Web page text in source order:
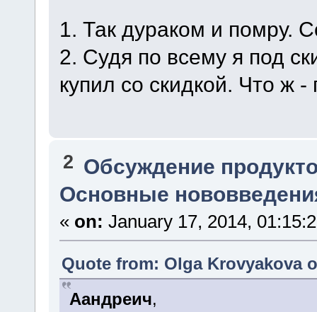
1. Так дураком и помру.
2. Судя по всему я под
купил со скидкой. Что ж
2 Обсуждение
Основные
« on: January 17, 2014,
Quote from: Olga Krovyakova
Аандреич,